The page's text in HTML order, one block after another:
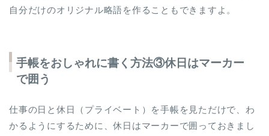
自分だけのオリジナル略語を作ることもできますよ。
手帳をおしゃれに書く方法③休日はマーカー
で囲う
仕事の日と休日（プライベート）を手帳を見ただけで、わ
かるようにするために、休日はマーカーで囲っておきまし